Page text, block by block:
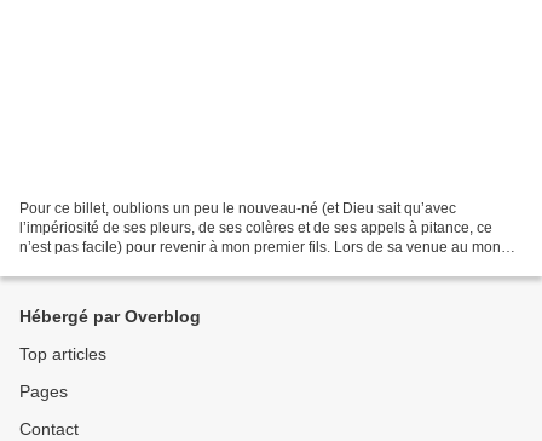
Pour ce billet, oublions un peu le nouveau-né (et Dieu sait qu’avec
l’impériosité de ses pleurs, de ses colères et de ses appels à pitance, ce
n’est pas facile) pour revenir à mon premier fils. Lors de sa venue au monde,
Hébergé par Overblog
Top articles
Pages
Contact